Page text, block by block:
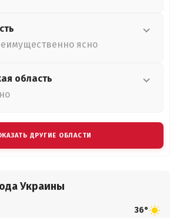
ясно
область
ДРУГИЕ ОБЛАСТИ
Украины
36°